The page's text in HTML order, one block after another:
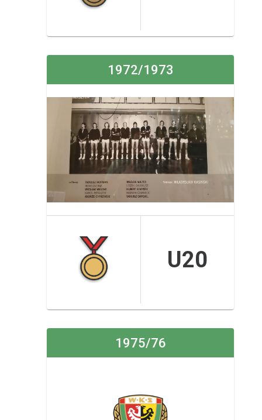
1972/1973
U20
1975/76